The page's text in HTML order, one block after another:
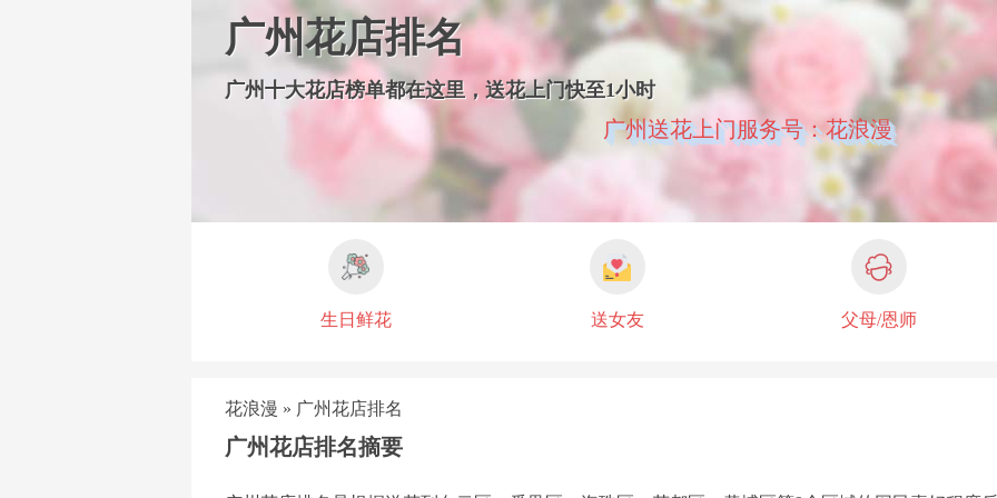
广州花店排名
广州十大花店榜单都在这里，送花上门快至1小时
广州送花上门服务号：花浪漫
生日鲜花 送女友 父母/恩师
花浪漫 » 广州花店排名
广州花店排名摘要